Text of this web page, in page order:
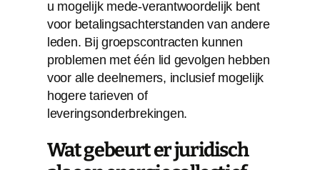
u mogelijk mede-verantwoordelijk bent
voor betalingsachterstanden van andere
leden. Bij groepscontracten kunnen
problemen met één lid gevolgen hebben
voor alle deelnemers, inclusief mogelijk
hogere tarieven of
leveringsonderbrekingen.
Wat gebeurt er juridisch